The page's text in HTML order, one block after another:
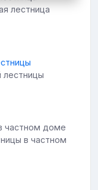
лестница
в частном